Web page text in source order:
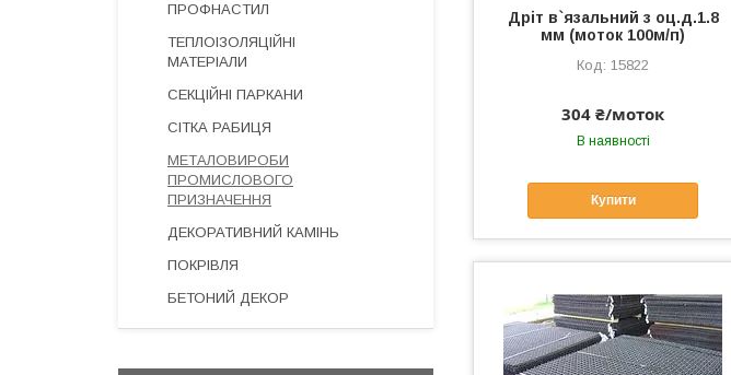
Дріт в`язальний з оц.д.1.8
мм (моток 100м/п)
15822
304 ₴/моток
В наявності
Купити
ПРОФНАСТИЛ
ТЕПЛОІЗОЛЯЦІЙНІ
МАТЕРІАЛИ
СЕКЦІЙНІ ПАРКАНИ
СІТКА РАБИЦЯ
МЕТАЛОВИРОБИ
ПРОМИСЛОВОГО
ПРИЗНАЧЕННЯ
ДЕКОРАТИВНИЙ КАМІНЬ
ПОКРІВЛЯ
БЕТОНИЙ ДЕКОР